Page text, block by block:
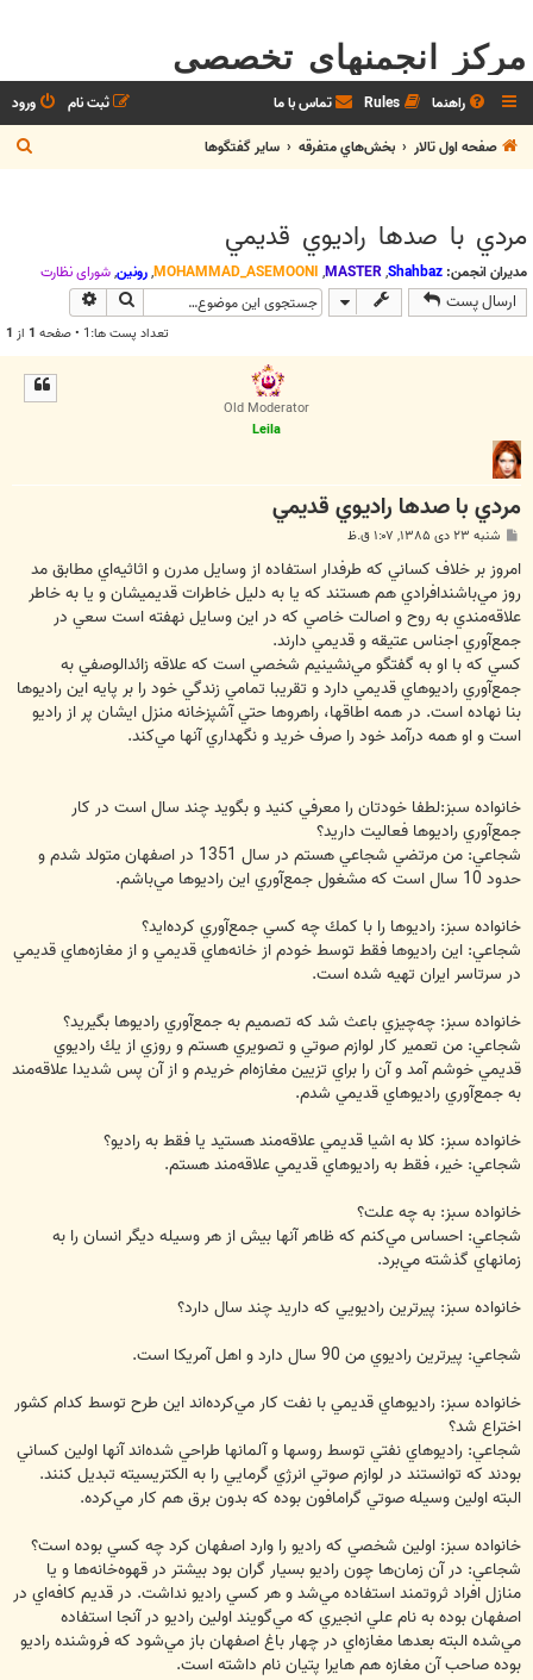
مرکز انجمنهای تخصصی
راهنما Rules تماس با ما ورود
ثبت نام
صفحه اول تالار
بخش‌‌هاي متفرقه ساير گفتگوها
س
مردي با صدها راديوي قديمي
مدیران انجمن: Shahbaz
,
MASTER
,
MOHAMMAD_ASEMOONI
,رونین,شوراي نظارت
ارسال پست جستجو
تعداد پست ها:1 • صفحه 1 از 1
Old Moderator
Leila
مردي با صدها راديوي قديمي
ت
شنبه ۲۳ دی ۱۳۸۵, ۱:۰۷ ق.ظ
امروز بر خلاف كساني كه طرفدار استفاده از وسايل مدرن و اثاثيه‌اي مطابق مد
روز مي‌‌باشندافرادي هم هستند كه يا به دليل خاطرات قديميشان و يا به خاطر
علاقه‌مندي به روح و اصالت خاصي كه در اين وسايل نهفته است سعي در
جمع‌آوري اجناس عتيقه و قديمي دارند.
كسي كه با او به گفتگو مي‌‌نشينيم شخصي است كه علاقه زائدالوصفي به
جمع‌آوري راديوهاي قديمي دارد و تقريبا تمامي زندگي خود را بر پايه اين راديوها
بنا نهاده است. در همه اطاقها، راهروها حتي آشپزخانه منزل ايشان پر از راديو
است و او همه درآمد خود را صرف خريد و نگهداري آنها مي‌‌كند.
خانواده سبز:لطفا خودتان را معرفي كنيد و بگويد چند سال است در كار
جمع‌آوري راديوها فعاليت داريد؟
شجاعي: من مرتضي شجاعي هستم در سال 1351 در اصفهان متولد شدم و
حدود 10 سال است كه مشغول جمع‌آوري اين راديوها مي‌‌باشم.
خانواده سبز: راديوها را با كمك چه كسي جمع‌آوري كرده‌ايد؟
شجاعي: اين راديوها فقط توسط خودم از خانه‌هاي قديمي و از مغازه‌هاي قديمي
در سرتاسر ايران تهيه شده است.
خانواده سبز: چه‌چيزي باعث شد كه تصميم به جمع‌آوري راديوها بگيريد؟
شجاعي: من تعمير كار لوازم صوتي و تصويري هستم و روزي از يك راديوي
قديمي خوشم آمد و آن را براي تزيين مغازه‌ام خريدم و از آن پس شديدا علاقه‌مند
به جمع‌آوري راديوهاي قديمي شدم.
خانواده سبز: كلا به اشيا قديمي علاقه‌مند هستيد يا فقط به راديو؟
شجاعي: خير، فقط به راديوهاي قديمي علاقه‌مند هستم.
خانواده سبز: به چه علت؟
شجاعي: احساس مي‌‌كنم كه ظاهر آنها بيش از هر وسيله ديگر انسان را به
زمانهاي گذشته مي‌‌برد.
خانواده سبز: پيرترين راديويي كه داريد چند سال دارد؟
شجاعي: پيرترين راديوي من 90 سال دارد و اهل آمريكا است.
خانواده سبز: راديوهاي قديمي با نفت كار مي‌‌كرده‌اند اين طرح توسط كدام كشور
اختراع شد؟
شجاعي: راديوهاي نفتي توسط روسها و آلمانها طراحي شده‌اند آنها اولين كساني
بودند كه توانستند در لوازم صوتي انرژي گرمايي را به الكتريسيته تبديل كنند.
البته اولين وسيله صوتي گرامافون بوده كه بدون برق هم كار مي‌‌كرده.
خانواده سبز: اولين شخصي كه راديو را وارد اصفهان كرد چه كسي بوده است؟
شجاعي: در آن زمان‌ها چون راديو بسيار گران بود بيشتر در قهوه‌خانه‌ها و يا
منازل افراد ثروتمند استفاده مي‌‌شد و هر كسي راديو نداشت. در قديم كافه‌اي در
اصفهان بوده به نام علي انجيري كه مي‌‌گويند اولين راديو در آنجا استفاده
مي‌‌شده البته بعدها مغازه‌اي در چهار باغ اصفهان باز مي‌‌شود كه فروشنده راديو
بوده صاحب آن مغازه هم هايرا پتيان نام داشته است.